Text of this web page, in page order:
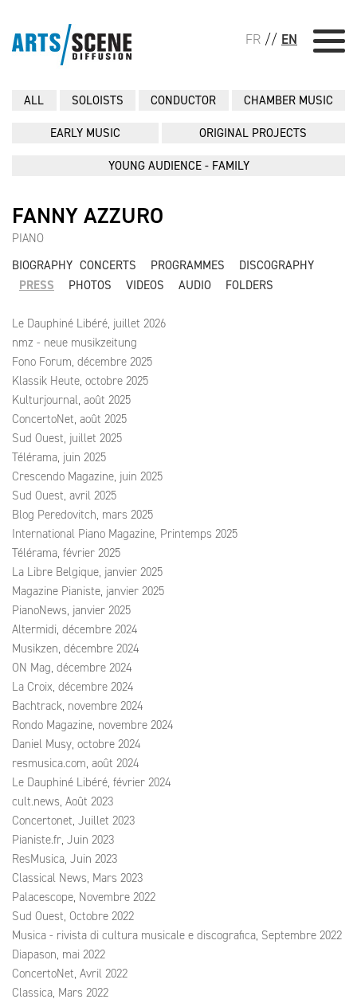
FR // EN
ALL SOLOISTS CONDUCTOR CHAMBER MUSIC
EARLY MUSIC ORIGINAL PROJECTS
YOUNG AUDIENCE - FAMILY
FANNY AZZURO
PIANO
BIOGRAPHY CONCERTS PROGRAMMES
DISCOGRAPHY
PRESS
PHOTOS VIDEOS AUDIO FOLDERS
Le Dauphiné Libéré, juillet 2026
nmz - neue musikzeitung
Fono Forum, décembre 2025
Klassik Heute, octobre 2025
Kulturjournal, août 2025
ConcertoNet, août 2025
Sud Ouest, juillet 2025
Télérama, juin 2025
Crescendo Magazine, juin 2025
Sud Ouest, avril 2025
Blog Peredovitch, mars 2025
International Piano Magazine, Printemps 2025
Télérama, février 2025
La Libre Belgique, janvier 2025
Magazine Pianiste, janvier 2025
PianoNews, janvier 2025
Altermidi, décembre 2024
Musikzen, décembre 2024
ON Mag, décembre 2024
La Croix, décembre 2024
Bachtrack, novembre 2024
Rondo Magazine, novembre 2024
Daniel Musy, octobre 2024
resmusica.com, août 2024
Le Dauphiné Libéré, février 2024
cult.news, Août 2023
Concertonet, Juillet 2023
Pianiste.fr, Juin 2023
ResMusica, Juin 2023
Classical News, Mars 2023
Palacescope, Novembre 2022
Sud Ouest, Octobre 2022
Musica - rivista di cultura musicale e discografica, Septembre 2022
Diapason, mai 2022
ConcertoNet, Avril 2022
Classica, Mars 2022